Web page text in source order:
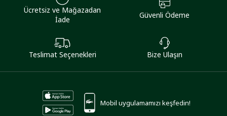
Ücretsiz ve Mağazadan
İade
Güvenli Ödeme
Teslimat Seçenekleri Bize Ulaşın
Mobil uygulamamızı keşfedin!